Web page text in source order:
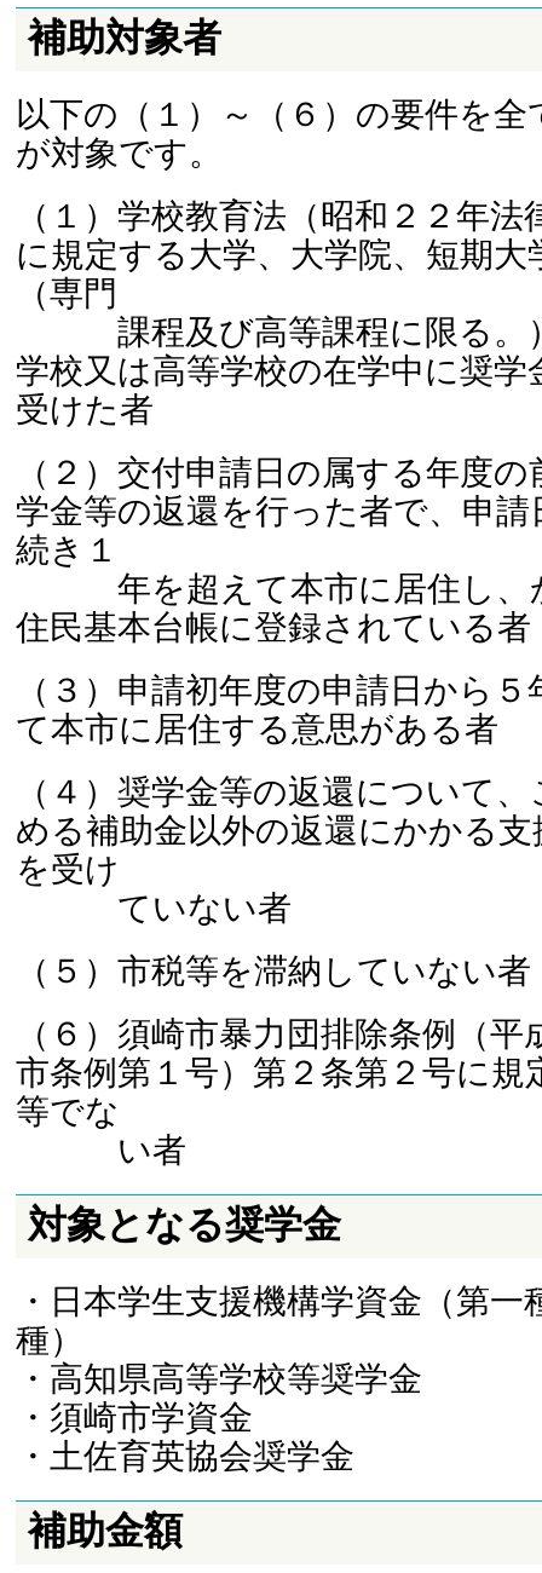
補助対象者
以下の（１）～（６）の要件を
が対象です。
（１）学校教育法（昭和２２年法
に規定する大学、大学院、短期大
（専門
課程及び高等課程に限る。
学校又は高等学校の在学中に奨学
受けた者
（２）交付申請日の属する年度
学金等の返還を行った者で、申
続き１
年を超えて本市に居住し、
住民基本台帳に登録されている者
（３）申請初年度の申請日から
て本市に居住する意思がある者
（４）奨学金等の返還について
める補助金以外の返還にかかる
を受け
ていない者
（５）市税等を滞納していない者
（６）須崎市暴力団排除条例（平
市条例第１号）第２条第２号に規
等でな
い者
対象となる奨学金
・日本学生支援機構学資金（第一
種）
・高知県高等学校等奨学金
・須崎市学資金
・土佐育英協会奨学金
補助金額